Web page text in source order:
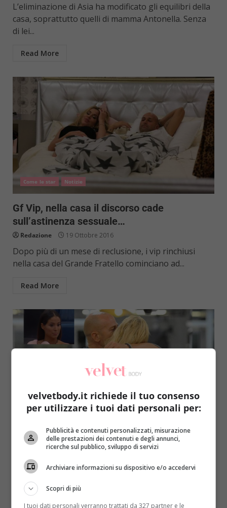
L’eliminazione di Asia ha modificato gli equilibri della
casa, soprattutto quelli di mamma Antonella. Senza
di lei...
Read More
Come le star Notizie
Gf Vip, nella casa il discorso cade
sull’astinenza sessuale…
Redazione 19 Ottobre 2016
Dopo più di un mese di reclusione, i vip rinchiusi
nella casa del Grande Fratello cominciano ad...
Read More
Come le star Notizie
Gf Vip, un triangolo lega 3 concorrenti:
Stefano, Valeria, Mariana
Raffaella Mazzei 18 Ottobre 2016
Costringere 14 persone a convivere nella stessa casa
può rivelarsi curioso sotto molti punti di vista. Che...
velvetbody.it richiede il tuo consenso
per utilizzare i tuoi dati personali per:
Pubblicità e contenuti personalizzati, misurazione
delle prestazioni dei contenuti e degli annunci,
ricerche sul pubblico, sviluppo di servizi
Archiviare informazioni su dispositivo e/o accedervi
Scopri di più
I tuoi dati personali verranno trattati da 327 partner e le